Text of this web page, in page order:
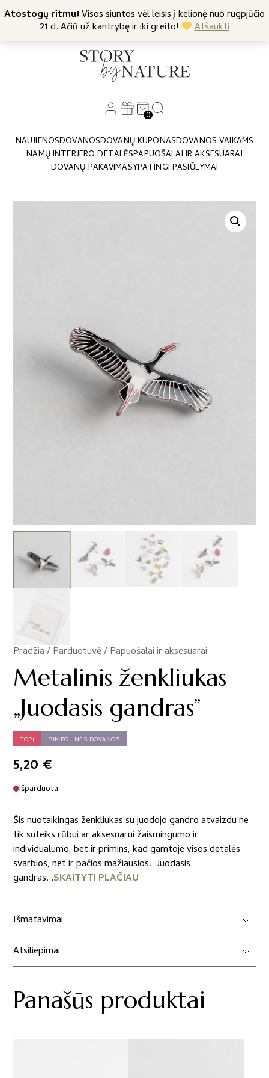
Atostogų ritmu!Visos siuntos vėl leisis į kelionę nuo rugpjūčio
21 d. Ačiū už kantrybę ir iki greito!
Atšaukti
Nemokamas siuntimas nuo 45 Eur +370 682 57369
0
NAUJIENOSDOVANOSDOVANŲ KUPONASDOVANOS VAIKAMS
NAMŲ INTERJERO DETALĖSPAPUOŠALAI IR AKSESUARAI
DOVANŲ PAKAVIMASYPATINGI PASIŪLYMAI
Pradžia/Parduotuvė/Papuošalai ir aksesuarai
/
Metalinis ženkliukas
„Juodasis gandras”
TOP! SIMBOLINĖS DOVANOS
5,20 €
Išparduota
Šis nuotaikingas ženkliukas su juodojo gandro atvaizdu ne
tik suteiks rūbui ar aksesuarui žaismingumo ir
individualumo, bet ir primins, kad gamtoje visos detalės
svarbios, net ir pačios mažiausios. Juodasis
gandras...SKAITYTI PLAČIAU
Išmatavimai
Atsiliepimai
Panašūs produktai